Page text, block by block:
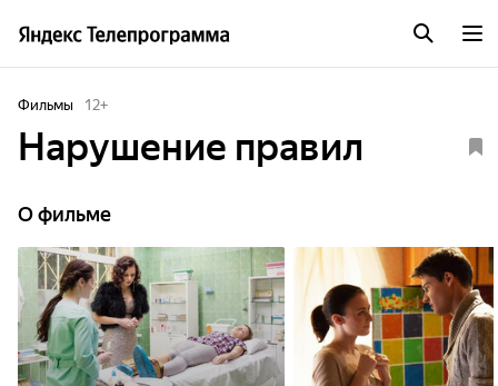
Фильмы 12+
Нарушение правил
О фильме